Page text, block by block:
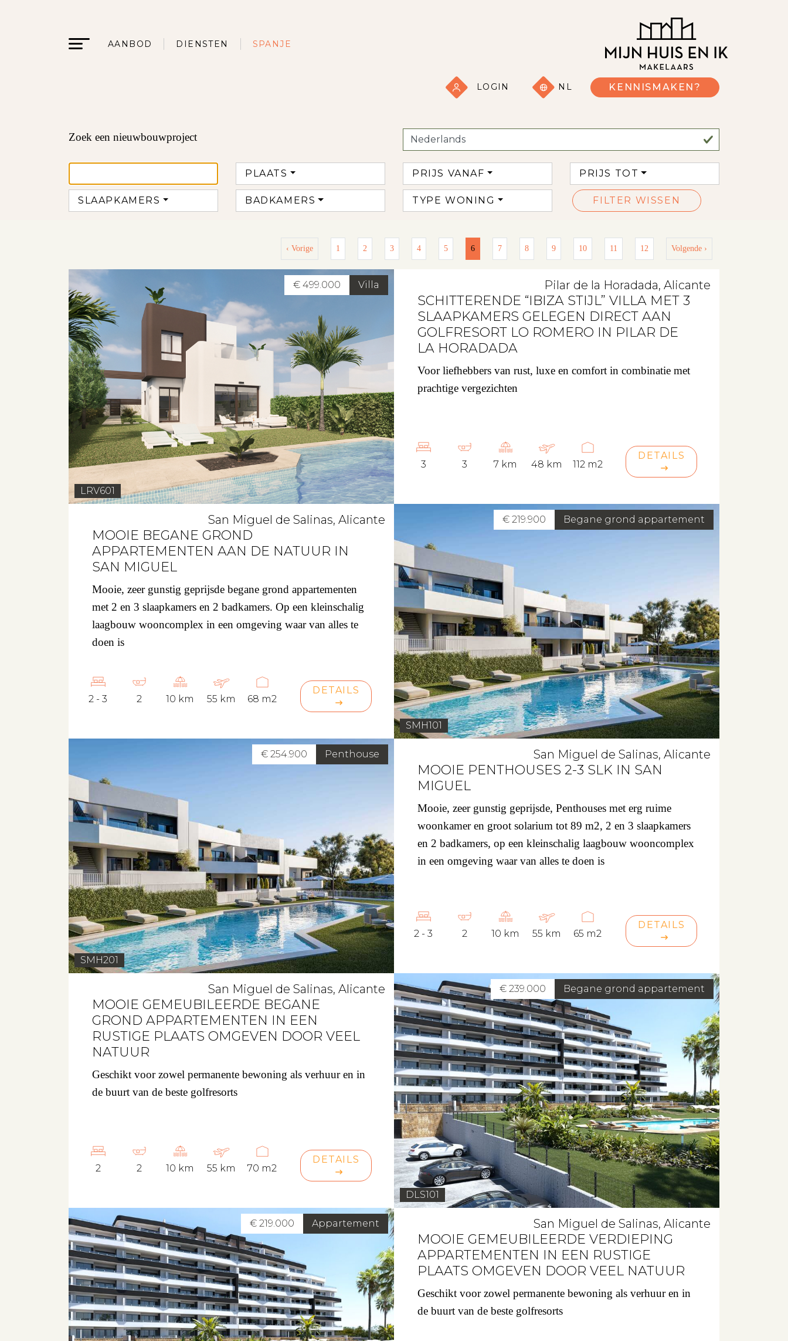
AANBOD DIENSTEN SPANJE
LOGIN NL KENNISMAKEN?
Aanbod
Huurwoningen
Verhuurd
Diensten
Verkopen
Verhuren
Contact
Zoek een nieuwbouwproject
SLAAPKAMERS
PLAATS
BADKAMERS
PRIJS VANAF
TYPE WONING
PRIJS TOT
FILTER WISSEN
‹ Vorige 1 2 3 4 5 6 7 8 9 10 11 12 Volgende ›
Villa
€ 499.000
LRV601
Pilar de la Horadada, Alicante
SCHITTERENDE “IBIZA STIJL” VILLA MET 3
SLAAPKAMERS GELEGEN DIRECT AAN
GOLFRESORT LO ROMERO IN PILAR DE
LA HORADADA
Voor liefhebbers van rust, luxe en comfort in combinatie met
prachtige vergezichten
3 3 7 km 48 km 112 m2
DETAILS
Begane grond appartement
€ 219.900
SMH101
San Miguel de Salinas, Alicante
MOOIE BEGANE GROND
APPARTEMENTEN AAN DE NATUUR IN
SAN MIGUEL
Mooie, zeer gunstig geprijsde begane grond appartementen
met 2 en 3 slaapkamers en 2 badkamers. Op een kleinschalig
laagbouw wooncomplex in een omgeving waar van alles te
doen is
2 - 3 2 10 km 55 km 68 m2
DETAILS
Penthouse
€ 254.900
SMH201
San Miguel de Salinas, Alicante
MOOIE PENTHOUSES 2-3 SLK IN SAN
MIGUEL
Mooie, zeer gunstig geprijsde, Penthouses met erg ruime
woonkamer en groot solarium tot 89 m2, 2 en 3 slaapkamers
en 2 badkamers, op een kleinschalig laagbouw wooncomplex
in een omgeving waar van alles te doen is
2 - 3 2 10 km 55 km 65 m2
DETAILS
Begane grond appartement
€ 239.000
DLS101
San Miguel de Salinas, Alicante
MOOIE GEMEUBILEERDE BEGANE
GROND APPARTEMENTEN IN EEN
RUSTIGE PLAATS OMGEVEN DOOR VEEL
NATUUR
Geschikt voor zowel permanente bewoning als verhuur en in
de buurt van de beste golfresorts
2 2 10 km 55 km 70 m2
DETAILS
Appartement
€ 219.000 San Miguel de Salinas, Alicante
MOOIE GEMEUBILEERDE VERDIEPING
APPARTEMENTEN IN EEN RUSTIGE
PLAATS OMGEVEN DOOR VEEL NATUUR
Geschikt voor zowel permanente bewoning als verhuur en in
de buurt van de beste golfresorts